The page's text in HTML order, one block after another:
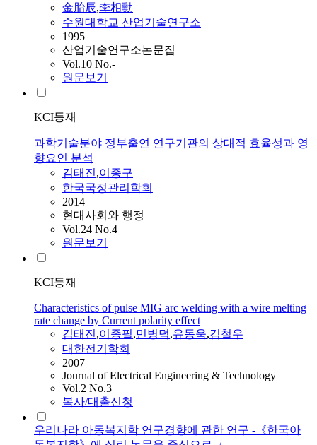
金胎辰,李相勳
수원대학교 산업기술연구소
1995
산업기술연구소논문집
Vol.10 No.-
원문보기
KCI등재
과학기술분야 정부출연 연구기관의 상대적 효율성과 영
향요인 분석
김태진,이종구
한국국정관리학회
2014
현대사회와 행정
Vol.24 No.4
원문보기
KCI등재
Characteristics of pulse MIG arc welding with a wire melting
rate change by Current polarity effect
김태진,이종필,민병덕,유동욱,김철우
대한전기학회
2007
Journal of Electrical Engineering & Technology
Vol.2 No.3
복사/대출신청
우리나라 아동복지학 연구경향에 관한 연구 -《한국아